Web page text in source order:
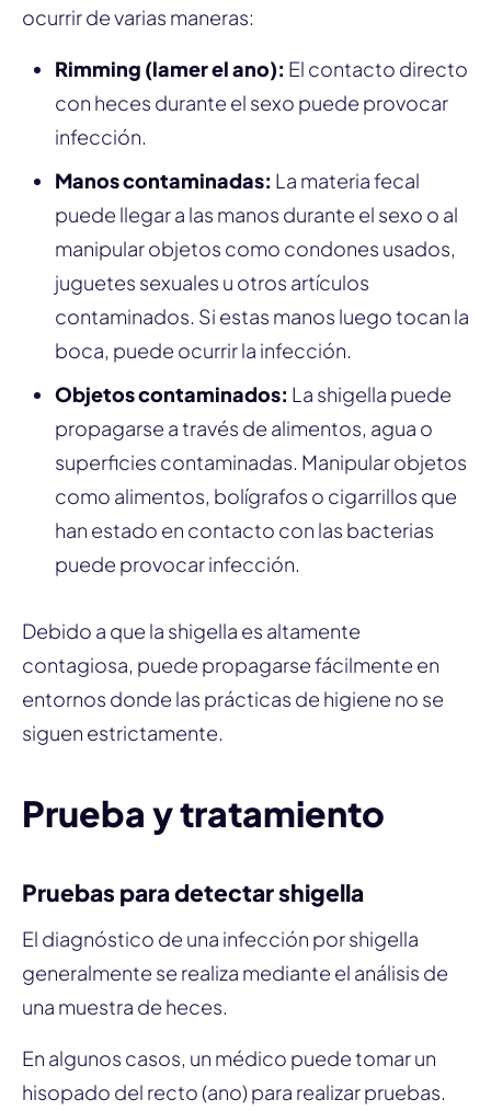
ocurrir de varias maneras:
Rimming (lamer el ano): El contacto directo
con heces durante el sexo puede provocar
infección.
Manos contaminadas: La materia fecal
puede llegar a las manos durante el sexo o al
manipular objetos como condones usados,
juguetes sexuales u otros artículos
contaminados. Si estas manos luego tocan la
boca, puede ocurrir la infección.
Objetos contaminados: La shigella puede
propagarse a través de alimentos, agua o
superficies contaminadas. Manipular objetos
como alimentos, bolígrafos o cigarrillos que
han estado en contacto con las bacterias
puede provocar infección.
Debido a que la shigella es altamente
contagiosa, puede propagarse fácilmente en
entornos donde las prácticas de higiene no se
siguen estrictamente.
Prueba y tratamiento
Pruebas para detectar shigella
El diagnóstico de una infección por shigella
generalmente se realiza mediante el análisis de
una muestra de heces.
En algunos casos, un médico puede tomar un
hisopado del recto (ano) para realizar pruebas.